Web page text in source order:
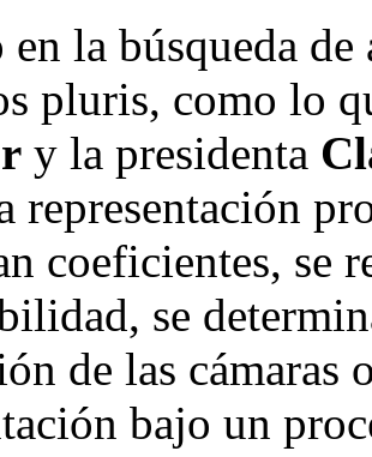
en la búsqueda
pluris, como lo
y la presidenta
representación
coeficientes, se
se
de las cámaras
bajo un